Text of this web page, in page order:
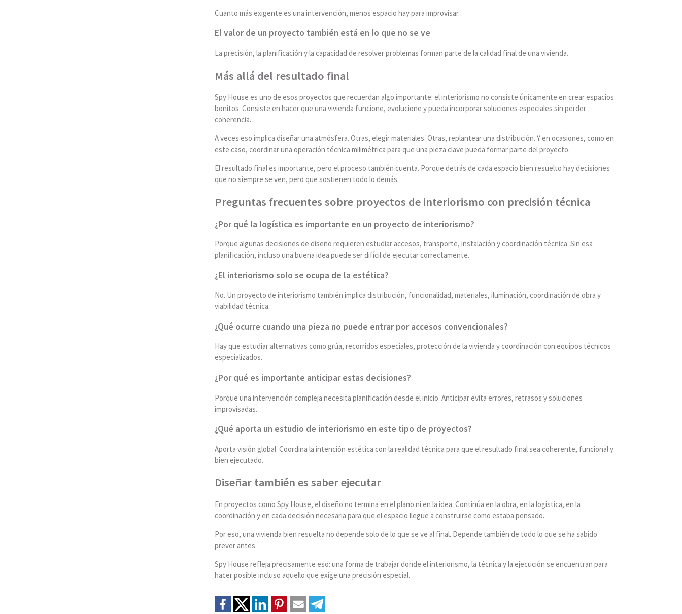
Cuanto más exigente es una intervención, menos espacio hay para improvisar.
El valor de un proyecto también está en lo que no se ve
La precisión, la planificación y la capacidad de resolver problemas forman parte de la calidad final de una vivienda.
Más allá del resultado final
Spy House es uno de esos proyectos que recuerdan algo importante: el interiorismo no consiste únicamente en crear espacios
bonitos. Consiste en hacer que una vivienda funcione, evolucione y pueda incorporar soluciones especiales sin perder
coherencia.
A veces eso implica diseñar una atmósfera. Otras, elegir materiales. Otras, replantear una distribución. Y en ocasiones, como en
este caso, coordinar una operación técnica milimétrica para que una pieza clave pueda formar parte del proyecto.
El resultado final es importante, pero el proceso también cuenta. Porque detrás de cada espacio bien resuelto hay decisiones
que no siempre se ven, pero que sostienen todo lo demás.
Preguntas frecuentes sobre proyectos de interiorismo con precisión técnica
¿Por qué la logística es importante en un proyecto de interiorismo?
Porque algunas decisiones de diseño requieren estudiar accesos, transporte, instalación y coordinación técnica. Sin esa
planificación, incluso una buena idea puede ser difícil de ejecutar correctamente.
¿El interiorismo solo se ocupa de la estética?
No. Un proyecto de interiorismo también implica distribución, funcionalidad, materiales, iluminación, coordinación de obra y
viabilidad técnica.
¿Qué ocurre cuando una pieza no puede entrar por accesos convencionales?
Hay que estudiar alternativas como grúa, recorridos especiales, protección de la vivienda y coordinación con equipos técnicos
especializados.
¿Por qué es importante anticipar estas decisiones?
Porque una intervención compleja necesita planificación desde el inicio. Anticipar evita errores, retrasos y soluciones
improvisadas.
¿Qué aporta un estudio de interiorismo en este tipo de proyectos?
Aporta visión global. Coordina la intención estética con la realidad técnica para que el resultado final sea coherente, funcional y
bien ejecutado.
Diseñar también es saber ejecutar
En proyectos como Spy House, el diseño no termina en el plano ni en la idea. Continúa en la obra, en la logística, en la
coordinación y en cada decisión necesaria para que el espacio llegue a construirse como estaba pensado.
Por eso, una vivienda bien resuelta no depende solo de lo que se ve al final. Depende también de todo lo que se ha sabido
prever antes.
Spy House refleja precisamente eso: una forma de trabajar donde el interiorismo, la técnica y la ejecución se encuentran para
hacer posible incluso aquello que exige una precisión especial.